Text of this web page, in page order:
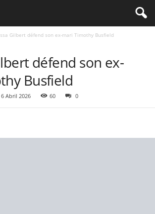
Gilbert défend son ex-mari Timothy Busfield
défend son ex-
Busfield
6 Abril 2026 60 0